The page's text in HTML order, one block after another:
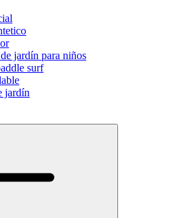
jardín para niños
surf
jardín